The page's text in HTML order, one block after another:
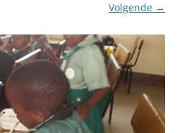
Volgende →